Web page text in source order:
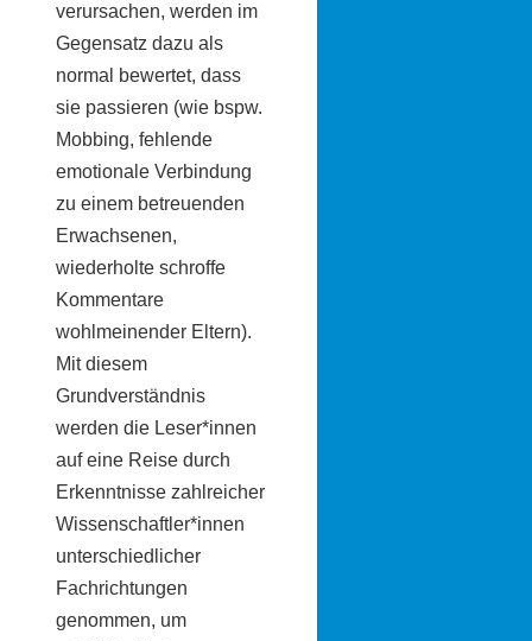
verursachen, werden im
Gegensatz dazu als
normal bewertet, dass
sie passieren (wie bspw.
Mobbing, fehlende
emotionale Verbindung
zu einem betreuenden
Erwachsenen,
wiederholte schroffe
Kommentare
wohlmeinender Eltern).
Mit diesem
Grundverständnis
werden die Leser*innen
auf eine Reise durch
Erkenntnisse zahlreicher
Wissenschaftler*innen
unterschiedlicher
Fachrichtungen
genommen, um